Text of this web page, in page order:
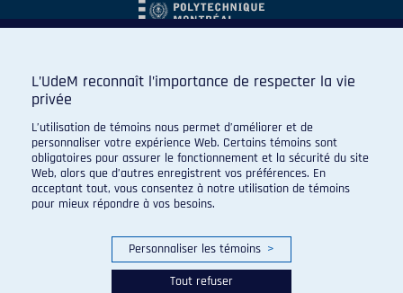
L’UdeM reconnaît l’importance de respecter la vie
privée
L’utilisation de témoins nous permet d’améliorer et de
personnaliser votre expérience Web. Certains témoins sont
obligatoires pour assurer le fonctionnement et la sécurité du site
Web, alors que d’autres enregistrent vos préférences. En
acceptant tout, vous consentez à notre utilisation de témoins
pour mieux répondre à vos besoins.
Personnaliser les témoins >
Tout refuser